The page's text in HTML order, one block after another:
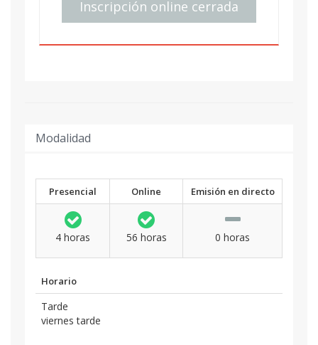
Inscripción online cerrada
Modalidad
Presencial Online Emisión en directo
4 horas 56 horas 0 horas
Horario
Tarde
viernes tarde